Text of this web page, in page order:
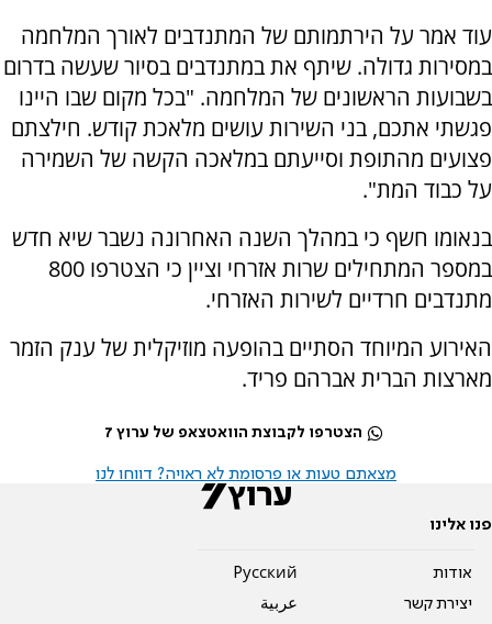
עוד אמר על הירתמותם של המתנדבים לאורך המלחמה
במסירות גדולה. שיתף את במתנדבים בסיור שעשה בדרום
בשבועות הראשונים של המלחמה. "בכל מקום שבו היינו
פגשתי אתכם, בני השירות עושים מלאכת קודש. חילצתם
פצועים מהתופת וסייעתם במלאכה הקשה של השמירה
על כבוד המת".
בנאומו חשף כי במהלך השנה האחרונה נשבר שיא חדש
במספר המתחילים שרות אזרחי וציין כי הצטרפו 800
מתנדבים חרדיים לשירות האזרחי.
האירוע המיוחד הסתיים בהופעה מוזיקלית של ענק הזמר
מארצות הברית אברהם פריד.
הצטרפו לקבוצת הוואטצאפ של ערוץ 7
מצאתם טעות או פרסומת לא ראויה? דווחו לנו
פנו אלינו
אודות
יצירת קשר
Pусский
عربية